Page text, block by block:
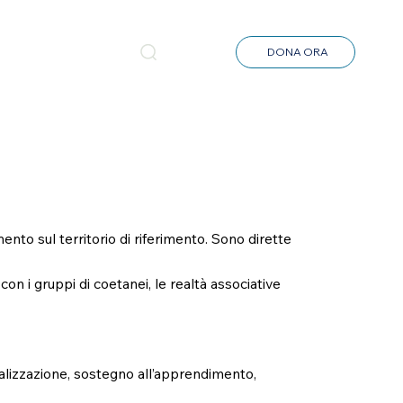
DONA ORA
sul territorio di riferimento. Sono dirette
i gruppi di coetanei, le realtà associative
sostegno all’apprendimento,